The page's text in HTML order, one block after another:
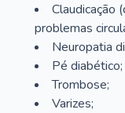
Claudicação
problemas
Neuropatia
Pé diabético;
Trombose;
Varizes;